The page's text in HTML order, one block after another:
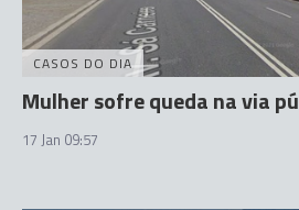
CASOS DO DIA
Mulher sofre queda na via
17 Jan 09:57